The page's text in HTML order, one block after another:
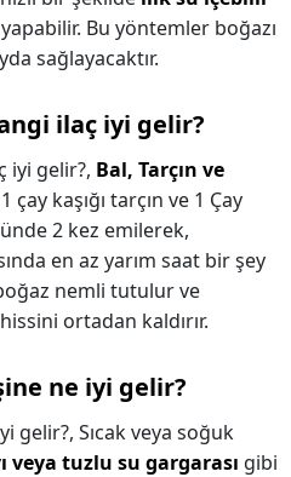
yapabilir. Bu yöntemler boğazı
sağlayacaktır.
ilaç iyi gelir?
iyi gelir?, Bal, Tarçın ve
çay kaşığı tarçın ve 1 Çay
2 kez emilerek,
en az yarım saat bir şey
nemli tutulur ve
ortadan kaldırır.
ne iyi gelir?
gelir?, Sıcak veya soğuk
veya tuzlu su gargarası gibi